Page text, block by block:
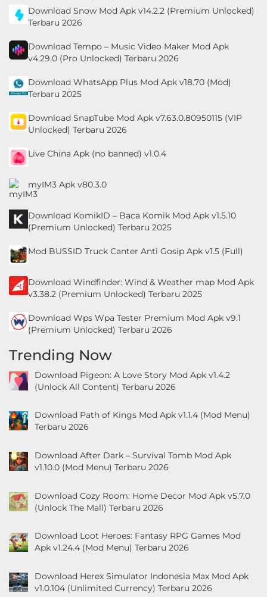
Download Snow Mod Apk v14.2.2 (Premium Unlocked)
Terbaru 2026
Download Tempo – Music Video Maker Mod Apk
v4.29.0 (Pro Unlocked) Terbaru 2026
Download WhatsApp Plus Mod Apk v18.70 (Mod)
Terbaru 2025
Download SnapTube Mod Apk v7.63.0.80950115 (VIP
Unlocked) Terbaru 2026
Live China Apk (no banned) v1.0.4
myIM3 Apk v80.3.0
Download KomikID – Baca Komik Mod Apk v1.5.10
(Premium Unlocked) Terbaru 2025
Mod BUSSID Truck Canter Anti Gosip Apk v1.5 (Full)
Download Windfinder: Wind & Weather map Mod Apk
v3.38.2 (Premium Unlocked) Terbaru 2025
Download Wps Wpa Tester Premium Mod Apk v9.1
(Premium Unlocked) Terbaru 2026
Trending Now
Download Pigeon: A Love Story Mod Apk v1.4.2
(Unlock All Content) Terbaru 2026
Download Path of Kings Mod Apk v1.1.4 (Mod Menu)
Terbaru 2026
Download After Dark – Survival Tomb Mod Apk
v1.10.0 (Mod Menu) Terbaru 2026
Download Cozy Room: Home Decor Mod Apk v5.7.0
(Unlock The Mall) Terbaru 2026
Download Loot Heroes: Fantasy RPG Games Mod
Apk v1.24.4 (Mod Menu) Terbaru 2026
Download Herex Simulator Indonesia Max Mod Apk
v1.0.104 (Unlimited Currency) Terbaru 2026